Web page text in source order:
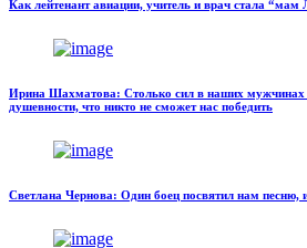
Как лейтенант авиации, учитель и врач стала
Ирина Шахматова: Столько сил в наших мужчинах
душевности, что никто не сможет нас победить
Светлана Чернова: Один боец посвятил нам песню,